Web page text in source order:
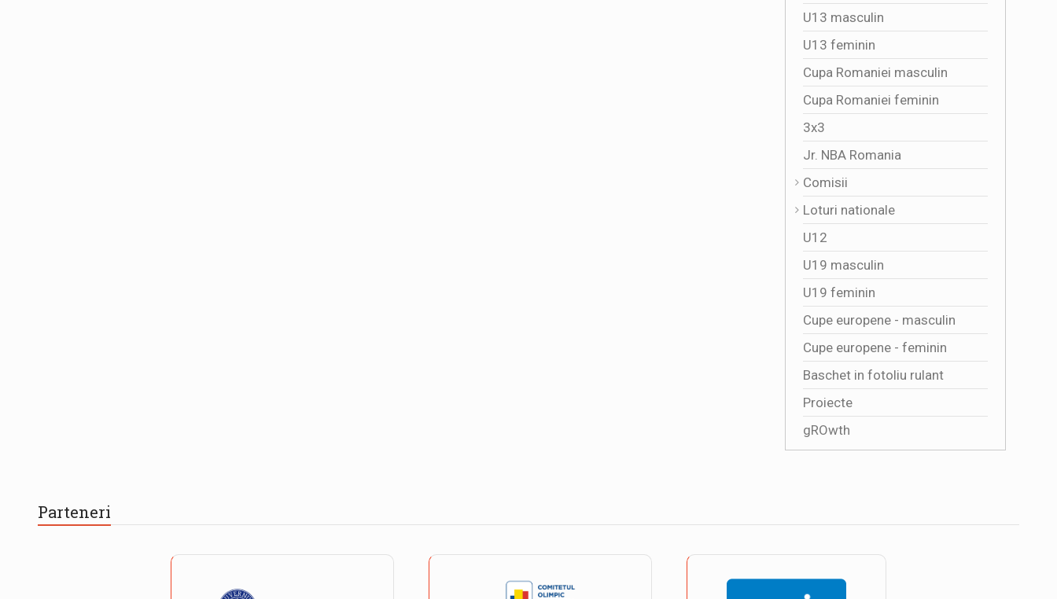
U13 masculin
U13 feminin
Cupa Romaniei masculin
Cupa Romaniei feminin
3x3
Jr. NBA Romania
Comisii
Loturi nationale
U12
U19 masculin
U19 feminin
Cupe europene - masculin
Cupe europene - feminin
Baschet in fotoliu rulant
Proiecte
gROwth
Parteneri